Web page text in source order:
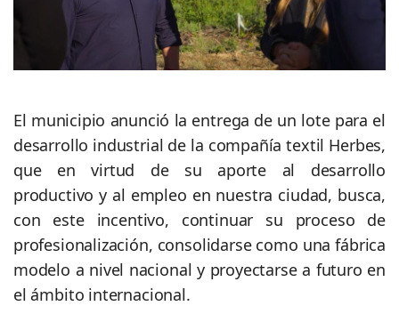
El municipio anunció la entrega de un lote para el
desarrollo industrial de la compañía textil Herbes,
que en virtud de su aporte al desarrollo
productivo y al empleo en nuestra ciudad, busca,
con este incentivo, continuar su proceso de
profesionalización, consolidarse como una fábrica
modelo a nivel nacional y proyectarse a futuro en
el ámbito internacional.